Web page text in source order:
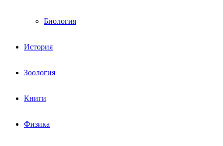
Биология
История
Зоология
Книги
Физика